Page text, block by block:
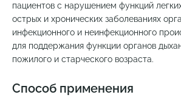
пациентов с нарушением функций
острых и хронических заболеваниях
инфекционного и неинфекционного
для поддержания функции органов
пожилого и старческого возраста.
Способ применения